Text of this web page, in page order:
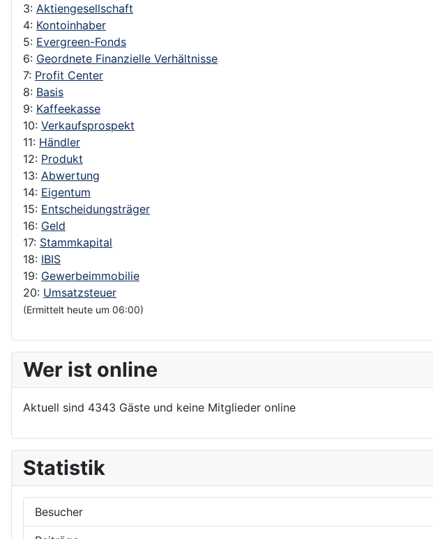
3: Aktiengesellschaft
4: Kontoinhaber
5: Evergreen-Fonds
6: Geordnete Finanzielle Verhältnisse
7: Profit Center
8: Basis
9: Kaffeekasse
10: Verkaufsprospekt
11: Händler
12: Produkt
13: Abwertung
14: Eigentum
15: Entscheidungsträger
16: Geld
17: Stammkapital
18: IBIS
19: Gewerbeimmobilie
20: Umsatzsteuer
(Ermittelt heute um 06:00)
Wer ist online
Aktuell sind 4343 Gäste und keine Mitglieder online
Statistik
Besucher